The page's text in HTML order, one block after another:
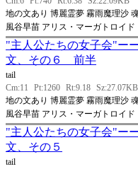
地の文あり 博麗霊夢 霧雨魔理沙
風谷早苗 アリス・マーガトロイド
"主人公たちの女子会"ー
文、その６ 前半
tail
Cm:11
Pt:1260 Rt:9.18 Sz:27.07KB
地の文あり 博麗霊夢 霧雨魔理沙
風谷早苗 アリス・マーガトロイド
"主人公たちの女子会"ー
文、その５
tail